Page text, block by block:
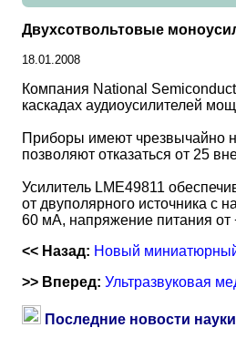
Двухсотвольтовые
18.01.2008
Компания National
каскадах аудиоусилителей
Приборы имеют чрезвычайно
позволяют отказаться от 25
Усилитель LME49811
от двуполярного источника с
60 мА, напряжение питания от
<< Назад: Новый
>> Вперед: Ультразвуковая
Последние новости